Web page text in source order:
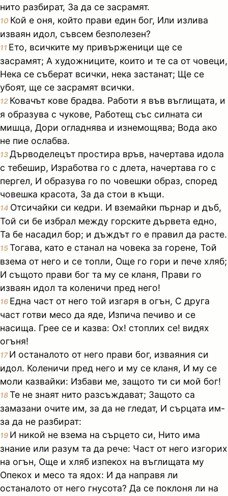
нито разбират, За да се засрамят.
10 Кой е оня, който прави един бог, Или излива
изваян идол, съвсем безполезен?
11 Ето, всичките му привърженици ще се
засрамят; А художниците, които и те са от човеци,
Нека се съберат всички, нека застанат; Ще се
убоят, ще се засрамят всички.
12 Ковачът кове брадва. Работи я във въглищата, и
я образува с чукове, Работещ със силната си
мишца, Дори огладнява и изнемощява; Вода ако
не пие ослабва.
13Дърводелецът простира връв, начертава идола
с тебешир, Изработва го с длета, начертава го с
пергел, И образува го по човешки образ, според
човешка красота, За да стои в къщи.
14 Отсичайки си кедри. И вземайки пърнар и дъб,
Той си бе избрал между горските дървета едно,
Та бе насадил бор; и дъждът го е правил да расте.
15Тогава, като е станал на човека за горене, Той
взема от него и се топли, Още го гори и пече хляб;
И същото прави бог та му се кланя, Прави го
изваян идол та коленичи пред него!
16 Една част от него той изгаря в огън, С друга
част готви месо да яде, Изпича печиво и се
насища. Грее се и казва: Ох! стоплих се! видях
огъня!
17И останалото от него прави бог, изваяния си
идол. Коленичи пред него и му се кланя, И му се
моли казвайки: Избави ме, защото ти си мой бог!
18Те не знаят нито разсъждават; Защото са
замазани очите им, за да не гледат, И сърцата им-
за да не разбират:
19 И никой не взема на сърцето си, Нито има
знание или разум та да рече: Част от него изгорих
на огън, Още и хляб изпекох на въглищата му
Опекох и месо та ядох: И да направя ли
останалото от него гнусота? Да се поклоня ли на